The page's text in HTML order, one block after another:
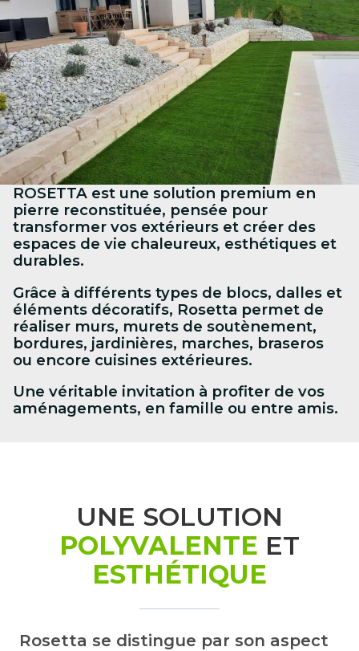
ROSETTA est une solution premium en
pierre reconstituée, pensée pour
transformer vos extérieurs et créer des
espaces de vie chaleureux, esthétiques et
durables.
Grâce à différents types de blocs, dalles et
éléments décoratifs, Rosetta permet de
réaliser murs, murets de soutènement,
bordures, jardinières, marches, braseros
ou encore cuisines extérieures.
Une véritable invitation à profiter de vos
aménagements, en famille ou entre amis.
UNE SOLUTION
POLYVALENTE ET
ESTHÉTIQUE
Rosetta se distingue par son aspect